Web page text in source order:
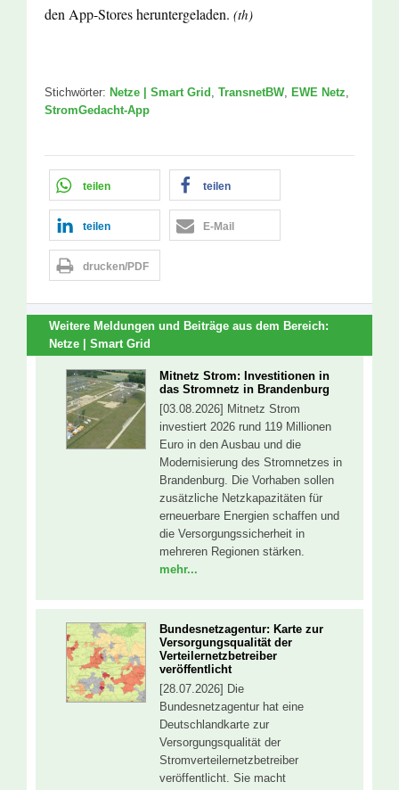
den App-Stores heruntergeladen. (th)
Stichwörter: Netze | Smart Grid TransnetBW, EWE Netz
StromGedacht-App
teilen teilen
teilen E-Mail
drucken/PDF
Weitere Meldungen und Beiträge aus dem Bereich:
Netze | Smart Grid
Mitnetz Strom: Investitionen in
das Stromnetz in Brandenburg
[03.08.2026] Mitnetz Strom
investiert 2026 rund 119 Millionen
Euro in den Ausbau und die
Modernisierung des Stromnetzes in
Brandenburg. Die Vorhaben sollen
zusätzliche Netzkapazitäten für
erneuerbare Energien schaffen und
die Versorgungssicherheit in
mehreren Regionen stärken.
mehr...
Bundesnetzagentur: Kar­te zur
Ver­sor­gungs­qua­li­tät der
Verteilernetzbetreiber
veröffentlicht
[28.07.2026] Die
Bundesnetzagentur hat eine
Deutschlandkarte zur
Versorgungsqualität der
Stromverteilernetzbetreiber
veröffentlicht. Sie macht